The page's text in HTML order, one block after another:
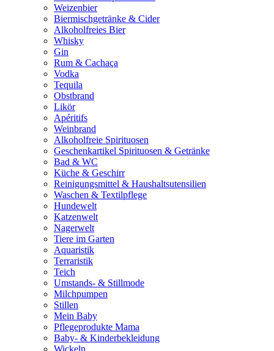
Weizenbier
Biermischgetränke & Cider
Alkoholfreies Bier
Whisky
Gin
Rum & Cachaça
Vodka
Tequila
Obstbrand
Likör
Apéritifs
Weinbrand
Alkoholfreie Spirituosen
Geschenkartikel Spirituosen & Getränke
Bad & WC
Küche & Geschirr
Reinigungsmittel & Haushaltsutensilien
Waschen & Textilpflege
Hundewelt
Katzenwelt
Nagerwelt
Tiere im Garten
Aquaristik
Terraristik
Teich
Umstands- & Stillmode
Milchpumpen
Stillen
Mein Baby
Pflegeprodukte Mama
Baby- & Kinderbekleidung
Wickeln